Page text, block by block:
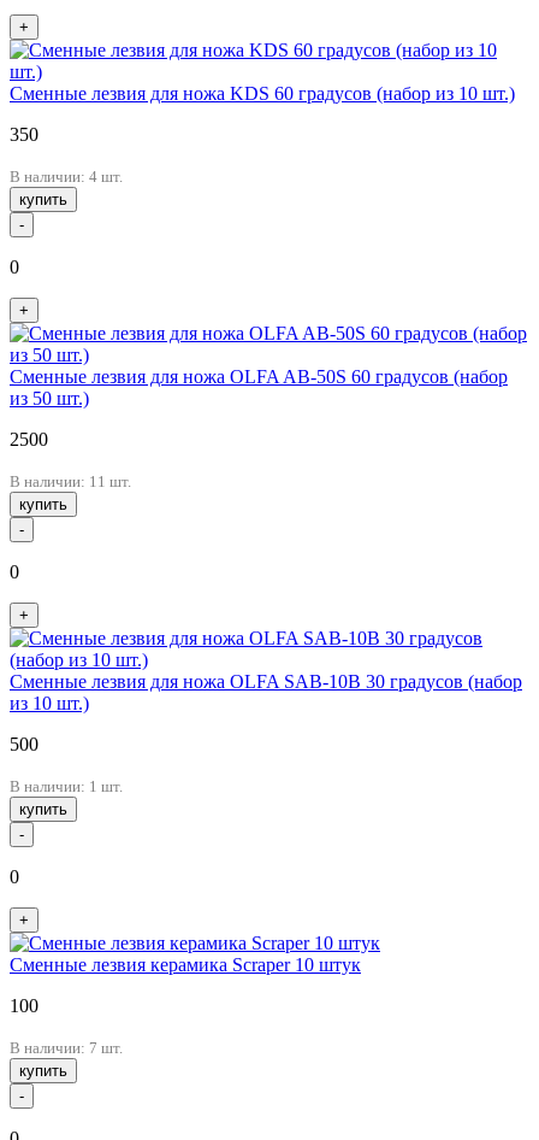
+
Сменные лезвия для ножа KDS 60 градусов (набор из 10 шт.)
350
В наличии: 4 шт.
купить
-
0
+
Сменные лезвия для ножа OLFA AB-50S 60 градусов (набор
из 50 шт.)
2500
В наличии: 11 шт.
купить
-
0
+
Сменные лезвия для ножа OLFA SAB-10B 30 градусов (набор
из 10 шт.)
500
В наличии: 1 шт.
купить
-
0
+
Сменные лезвия керамика Scraper 10 штук
100
В наличии: 7 шт.
купить
-